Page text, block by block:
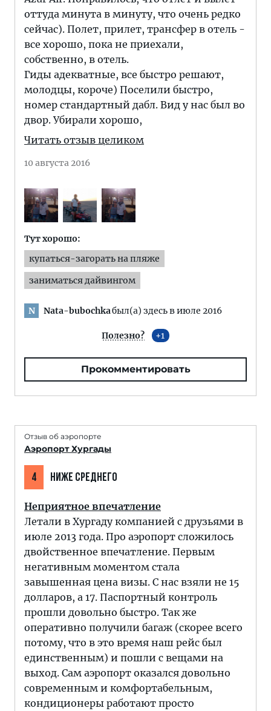
оттуда минута в минуту, что очень редко
сейчас). Полет, прилет, трансфер в отель -
все хорошо, пока не приехали,
собственно, в отель.
Гиды адекватные, все быстро решают,
молодцы, короче) Поселили быстро,
номер стандартный дабл. Вид у нас был во
двор. Убирали хорошо,
Читать отзыв целиком
10 августа 2016
Тут хорошо:
купаться-загорать на пляже
заниматься дайвингом
N Nata-bubochkaбыл(а) здесь в июле 2016
Полезно? 1
Прокомментировать
Отзыв об аэропорте
Аэропорт Хургады
4 НИЖЕ СРЕДНЕГО
Неприятное впечатление
Летали в Хургаду компанией с друзьями в
июле 2013 года. Про аэропорт сложилось
двойственное впечатление. Первым
негативным моментом стала
завышенная цена визы. С нас взяли не 15
долларов, а 17. Паспортный контроль
прошли довольно быстро. Так же
оперативно получили багаж (скорее всего
потому, что в это время наш рейс был
единственным) и пошли с вещами на
выход. Сам аэропорт оказался довольно
современным и комфортабельным,
кондиционеры работают просто